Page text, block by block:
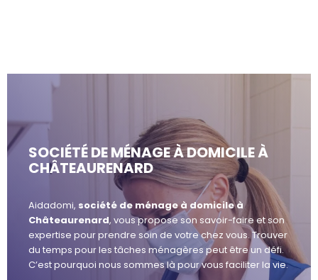
SOCIÉTÉ DE MÉNAGE À DOMICILE À
CHÂTEAURENARD
Aidadomi, société de ménage à domicile à
Châteaurenard, vous propose son savoir-faire et son
expertise pour prendre soin de votre chez vous. Trouver
du temps pour les tâches ménagères peut être un défi.
C’est pourquoi nous sommes là pour vous faciliter la vie.